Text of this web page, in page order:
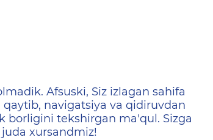
Afsuski, Siz izlagan sahifa
navigatsiya va qidiruvdan
borligini tekshirgan ma'qul. Sizga
xursandmiz!